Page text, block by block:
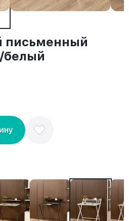
письменный
белый